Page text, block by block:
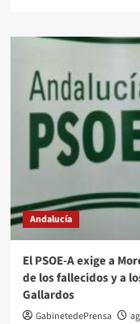
Andalucía
El PSOE-A exige a
de los fallecidos y a
Gallardos
GabinetedePrensa